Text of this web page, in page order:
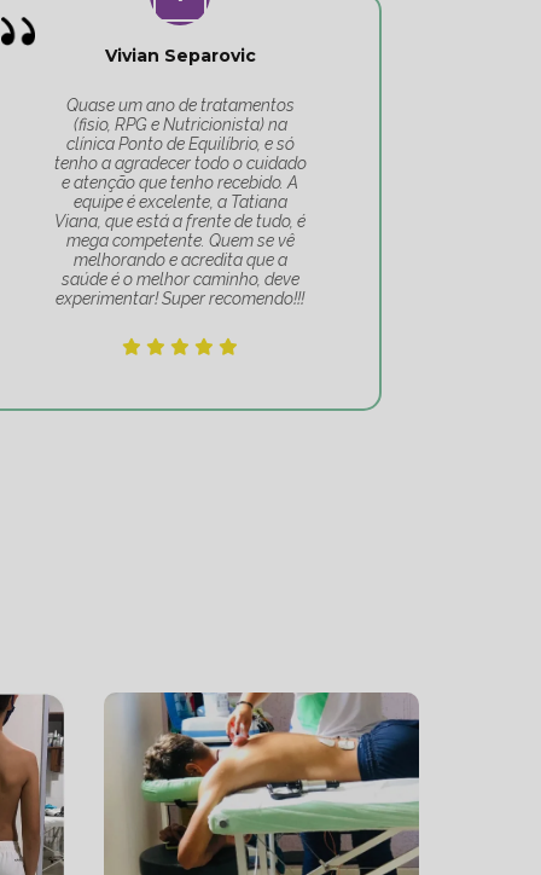
Vivian Separovic
Quase um ano de tratamentos
(fisio, RPG e Nutricionista) na
clínica Ponto de Equilíbrio, e só
tenho a agradecer todo o cuidado
e atenção que tenho recebido. A
equipe é excelente, a Tatiana
Viana, que está a frente de tudo, é
mega competente. Quem se vê
melhorando e acredita que a
saúde é o melhor caminho, deve
experimentar! Super recomendo!!!